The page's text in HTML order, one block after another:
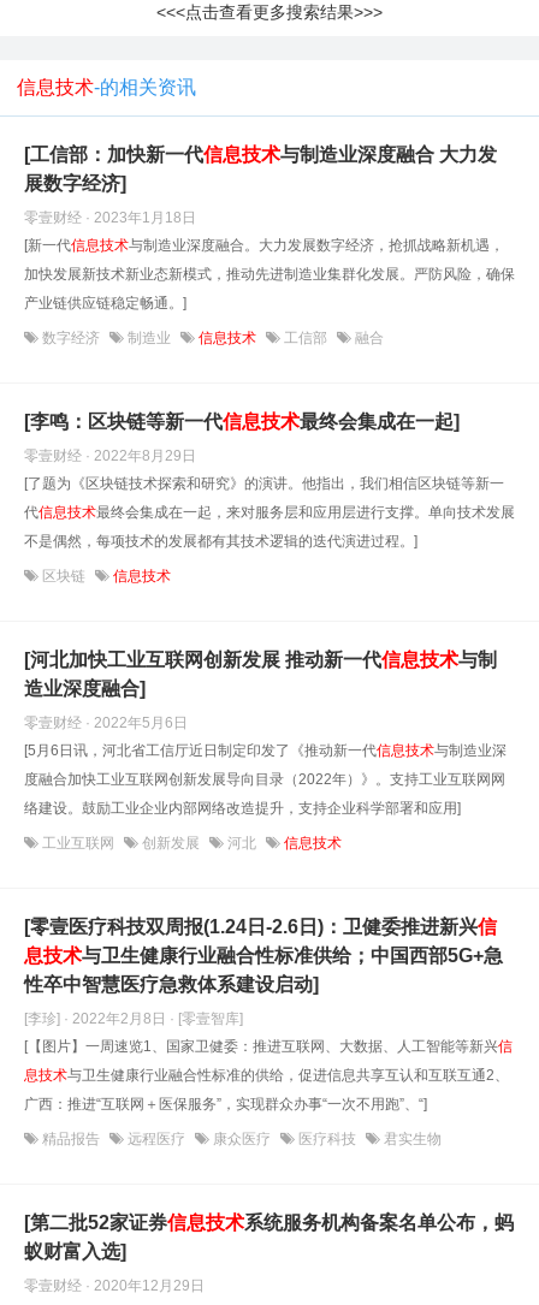
<<<点击查看更多搜索结果>>>
信息技术-的相关资讯
[工信部：加快新一代信息技术与制造业深度融合 大力发
展数字经济]
零壹财经 · 2023年1月18日
[新一代信息技术与制造业深度融合。大力发展数字经济，抢抓战略新机遇，
加快发展新技术新业态新模式，推动先进制造业集群化发展。严防风险，确保
产业链供应链稳定畅通。]
数字经济 制造业 信息技术 工信部 融合
[李鸣：区块链等新一代信息技术最终会集成在一起]
零壹财经 · 2022年8月29日
[了题为《区块链技术探索和研究》的演讲。他指出，我们相信区块链等新一
代信息技术最终会集成在一起，来对服务层和应用层进行支撑。单向技术发展
不是偶然，每项技术的发展都有其技术逻辑的迭代演进过程。]
区块链 信息技术
[河北加快工业互联网创新发展 推动新一代信息技术与制
造业深度融合]
零壹财经 · 2022年5月6日
[5月6日讯，河北省工信厅近日制定印发了《推动新一代信息技术与制造业深
度融合加快工业互联网创新发展导向目录（2022年）》。支持工业互联网网
络建设。鼓励工业企业内部网络改造提升，支持企业科学部署和应用]
工业互联网 创新发展 河北 信息技术
[零壹医疗科技双周报(1.24日-2.6日)：卫健委推进新兴信
息技术与卫生健康行业融合性标准供给；中国西部5G+急
性卒中智慧医疗急救体系建设启动]
[李珍] · 2022年2月8日 · [零壹智库]
[【图片】一周速览1、国家卫健委：推进互联网、大数据、人工智能等新兴信
息技术与卫生健康行业融合性标准的供给，促进信息共享互认和互联互通2、
广西：推进“互联网＋医保服务”，实现群众办事“一次不用跑”、“]
精品报告 远程医疗 康众医疗 医疗科技 君实生物
[第二批52家证券信息技术系统服务机构备案名单公布，蚂
蚁财富入选]
零壹财经 · 2020年12月29日